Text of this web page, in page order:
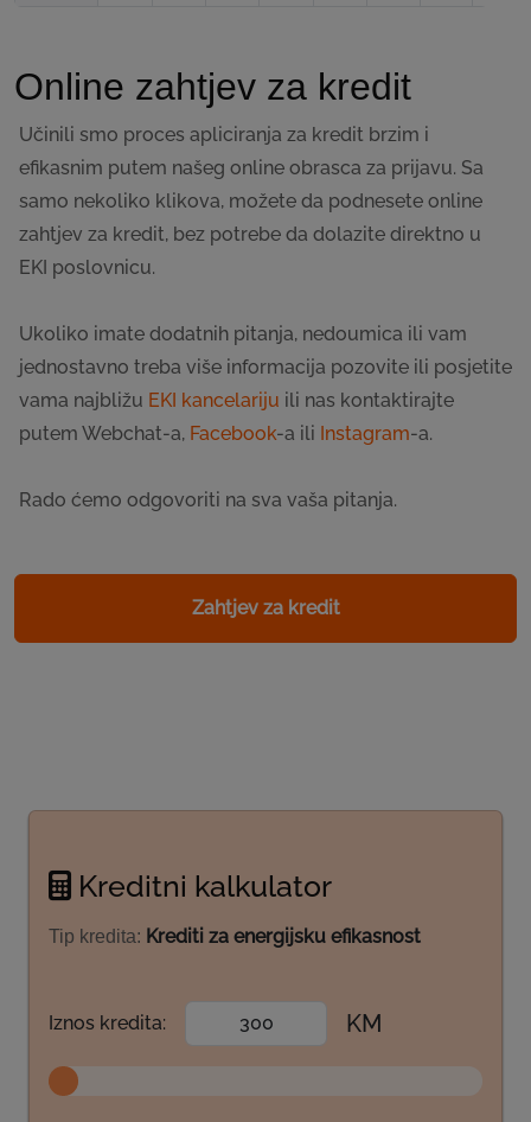
Online zahtjev za kredit
Učinili smo proces apliciranja za kredit brzim i
efikasnim putem našeg online obrasca za prijavu. Sa
samo nekoliko klikova, možete da podnesete online
zahtjev za kredit, bez potrebe da dolazite direktno u
EKI poslovnicu.
Ukoliko imate dodatnih pitanja, nedoumica ili vam
jednostavno treba više informacija pozovite ili posjetite
vama najbližu EKI kancelariju ili nas kontaktirajte
putem Webchat-a, Facebook-a ili Instagram-a.
Rado ćemo odgovoriti na sva vaša pitanja.
Zahtjev za kredit
Kreditni kalkulator
Tip kredita: Krediti za energijsku efikasnost
Iznos kredita: KM